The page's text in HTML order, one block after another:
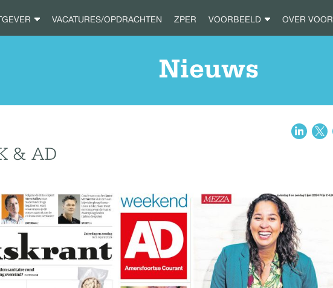
VACATURES/OPDRACHTEN ZPER VOORBEELD OVER VOOR
Nieuws
& AD